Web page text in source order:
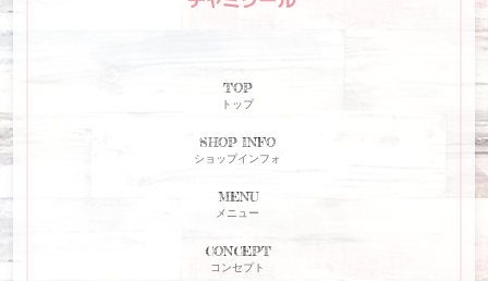
TOP
トップ
SHOP INFO
ショップインフォ
MENU
メニュー
CONCEPT
コンセプト